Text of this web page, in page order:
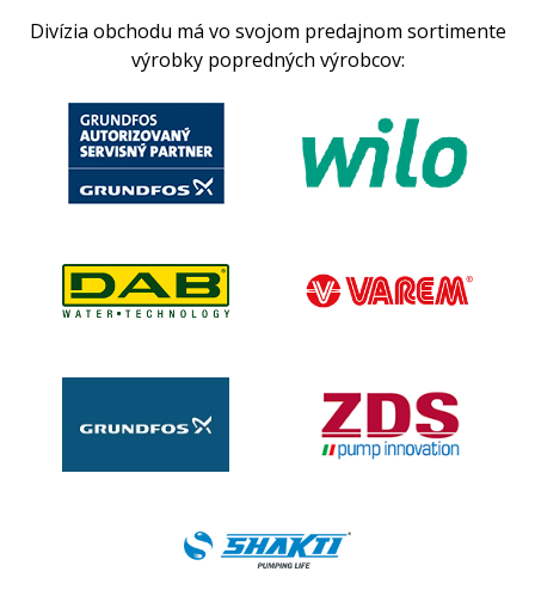
Divízia obchodu má vo svojom predajnom sortimente
výrobky popredných výrobcov: